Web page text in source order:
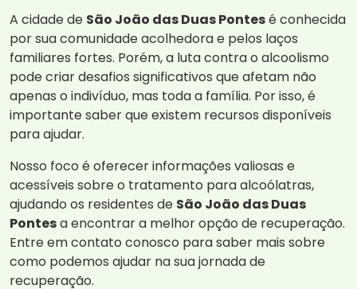
A cidade de São João das Duas Pontesé conhecida
por sua comunidade acolhedora e pelos laços
familiares fortes. Porém, a luta contra o alcoolismo
pode criar desafios significativos que afetam não
apenas o indivíduo, mas toda a família. Por isso, é
importante saber que existem recursos disponíveis
para ajudar.
Nosso foco é oferecer informações valiosas e
acessíveis sobre o tratamento para alcoólatras,
ajudando os residentes de São João das Duas
Pontesa encontrar a melhor opção de recuperação.
Entre em contato conosco para saber mais sobre
como podemos ajudar na sua jornada de
recuperação.